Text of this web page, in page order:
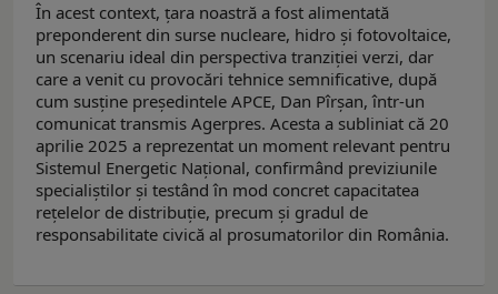
În acest context, țara noastră a fost alimentată
preponderent din surse nucleare, hidro și fotovoltaice,
un scenariu ideal din perspectiva tranziției verzi, dar
care a venit cu provocări tehnice semnificative, după
cum susține președintele APCE, Dan Pîrșan, într-un
comunicat transmis Agerpres. Acesta a subliniat că 20
aprilie 2025 a reprezentat un moment relevant pentru
Sistemul Energetic Național, confirmând previziunile
specialiștilor și testând în mod concret capacitatea
rețelelor de distribuție, precum și gradul de
responsabilitate civică al prosumatorilor din România.